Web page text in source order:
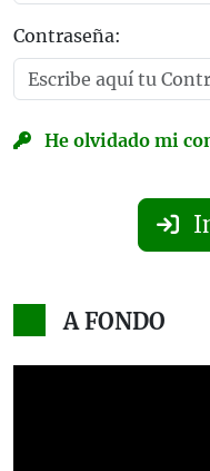
Contraseña:
He olvidado mi
A FONDO